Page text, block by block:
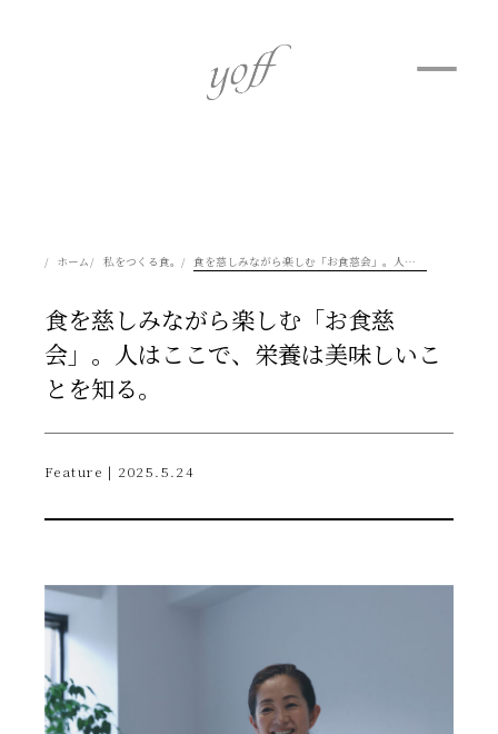
ホーム 私をつくる食。 食を慈しみながら楽しむ「お食慈会」。人はここで、栄養は美味しいことを知る。
食を慈しみながら楽しむ「お食慈
会」。人はここで、栄養は美味しいこ
とを知る。
Feature | 2025.5.24